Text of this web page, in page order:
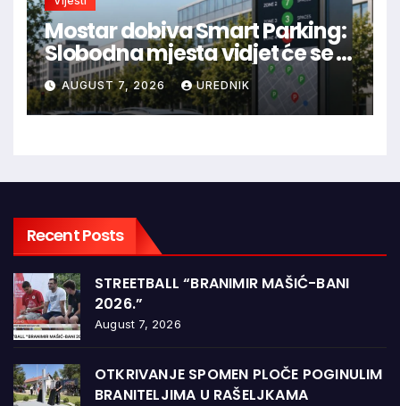
Mostar dobiva Smart Parking:
Slobodna mjesta vidjet će se u
aplikaciji
AUGUST 7, 2026 UREDNIK
Recent Posts
STREETBALL “BRANIMIR MAŠIĆ-BANI
2026.”
August 7, 2026
OTKRIVANJE SPOMEN PLOČE POGINULIM
BRANITELJIMA U RAŠELJKAMA